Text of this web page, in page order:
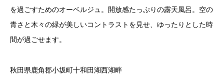
を過ごすためのオーベルジュ。開放感たっぷりの露天風呂。空の
青さと木々の緑が美しいコントラストを見せ、ゆったりとした時
間が過ごせます。
秋田県鹿角郡小坂町十和田湖西湖畔